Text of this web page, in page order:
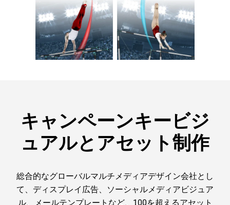
キャンペーンキービジ
ュアルとアセット制作
総合的なグローバルマルチメディアデザイン会社とし
て、ディスプレイ広告、ソーシャルメディアビジュア
ル、メールテンプレートなど、100を超えるアセット